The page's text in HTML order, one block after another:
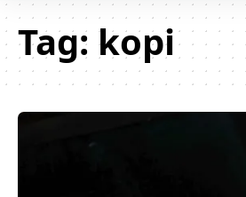
Tag: kopi